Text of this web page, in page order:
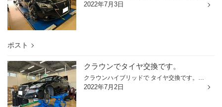
2022年7月3日
ポスト
クラウンでタイヤ交換です。
2022年7月2日